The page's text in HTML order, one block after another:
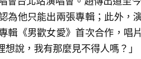
為他只能出兩張專輯；此外，
輯《男歡女愛》首次合作，唱
說，我有那麼見不得人嗎？」